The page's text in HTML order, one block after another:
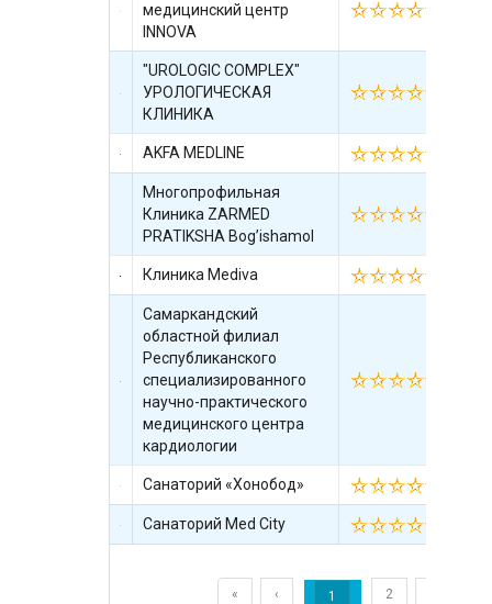
медицинский центр
INNOVA
"UROLOGIC COMPLEX"
УРОЛОГИЧЕСКАЯ
КЛИНИКА
AKFA MEDLINE
Многопрофильная
Клиника ZARMED
PRATIKSHA Bog’ishamol
Клиника Mediva
Самаркандский
областной филиал
Республиканского
специализированного
научно-практического
медицинского центра
кардиологии
Санаторий «Хонобод»
Санаторий Med City
« ‹ 1 2